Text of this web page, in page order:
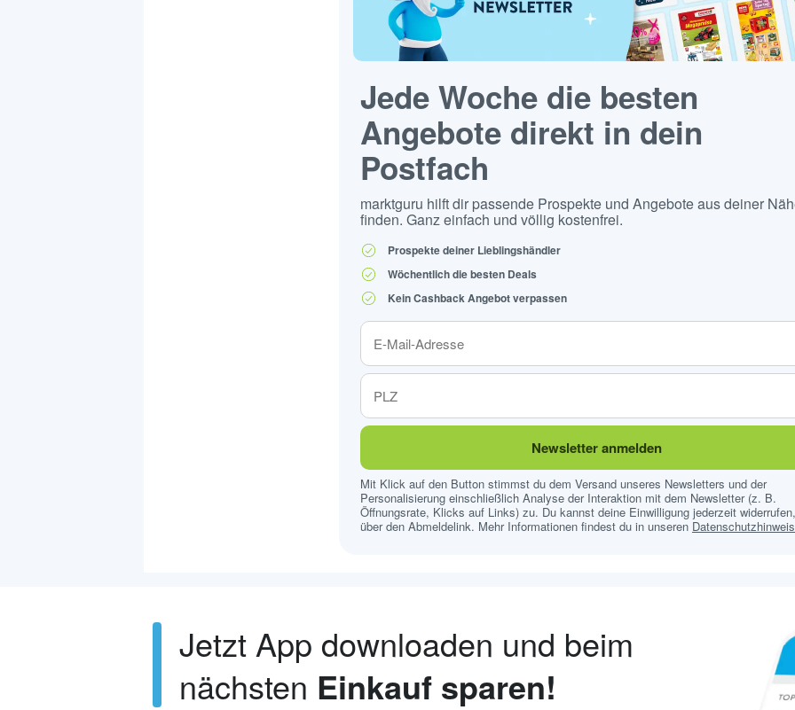
Jede Woche die besten
Angebote direkt in dein
Postfach
marktguru hilft dir passende Prospekte und Angebote aus deiner
finden. Ganz einfach und völlig kostenfrei.
Prospekte deiner Lieblingshändler
Wöchentlich die besten Deals
Kein Cashback Angebot verpassen
Newsletter anmelden
Mit Klick auf den Button stimmst du dem Versand unseres Newsletters und der
Personalisierung einschließlich Analyse der Interaktion mit dem Newsletter (z. B.
Öffnungsrate, Klicks auf Links) zu. Du kannst deine Einwilligung jederzeit
über den Abmeldelink. Mehr Informationen findest du in unseren
Jetzt App downloaden und beim
nächsten Einkauf sparen!